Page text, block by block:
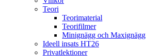
Teori
Teorimaterial
Teorifilmer
Minignägg och Maxignägg
Ideell insats HT26
Privatlektioner